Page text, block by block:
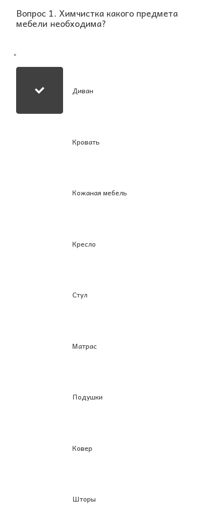
Вопрос 1. Химчистка какого предмета
мебели необходима?
*
Диван
Кровать
Кожаная мебель
Кресло
Стул
Матрас
Подушки
Ковер
Шторы